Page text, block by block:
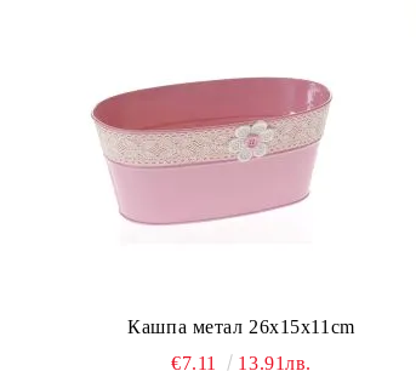
Кашпа метал 26x15x11cm
€7.11
13.91лв.